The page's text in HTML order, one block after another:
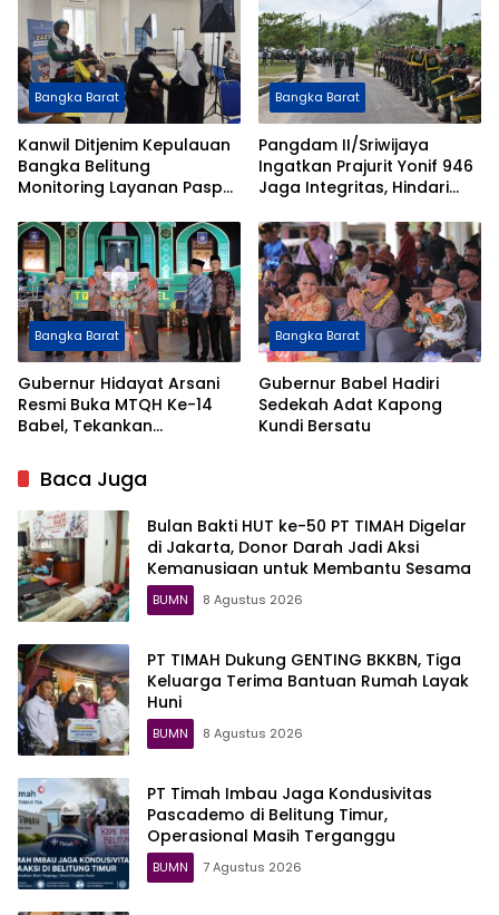
Bangka Barat
Kanwil Ditjenim Kepulauan
Bangka Belitung
Monitoring Layanan Paspor
Barat
Bangka Barat
Pangdam II/Sriwijaya
Ingatkan Prajurit Yonif 946
Jaga Integritas, Hindari
Bangka Barat
Gubernur Hidayat Arsani
Resmi Buka MTQH Ke-14
Babel, Tekankan
Keagamaan dan
Kerukunan
Bangka Barat
Gubernur Babel Hadiri
Sedekah Adat Kapong
Kundi Bersatu
Baca Juga
Bulan Bakti HUT ke-50 PT TIMAH Digelar
di Jakarta, Donor Darah Jadi Aksi
Kemanusiaan untuk Membantu Sesama
BUMN 8 Agustus 2026
PT TIMAH Dukung GENTING BKKBN, Tiga
Keluarga Terima Bantuan Rumah Layak
Huni
BUMN 8 Agustus 2026
PT Timah Imbau Jaga Kondusivitas
Pascademo di Belitung Timur,
Operasional Masih Terganggu
BUMN 7 Agustus 2026